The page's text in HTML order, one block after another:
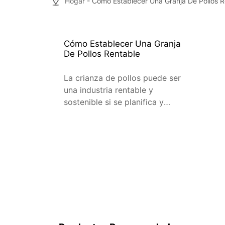
Cómo Establecer Una Granja
De Pollos Rentable
La crianza de pollos puede ser
una industria rentable y
sostenible si se planifica y
algunos […]